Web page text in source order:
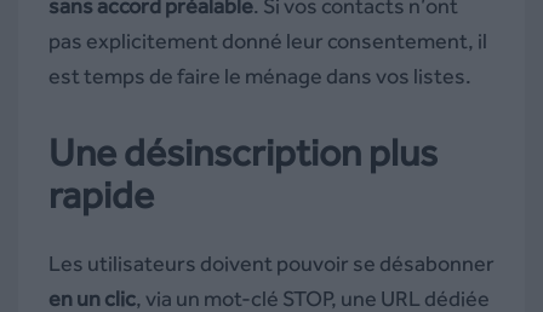
sans accord préalable. Si vos contacts n’ont
pas explicitement donné leur consentement, il
est temps de faire le ménage dans vos listes.
Une désinscription plus
rapide
Les utilisateurs doivent pouvoir se désabonner
en un clic, via un mot-clé STOP, une URL dédiée